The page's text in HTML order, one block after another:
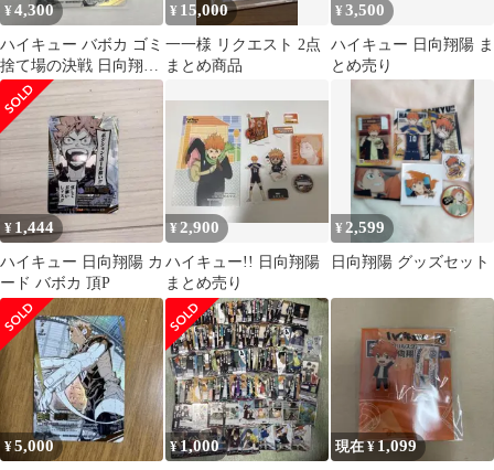
¥4,300
ハイキュー バボカ ゴミ
捨て場の決戦 日向翔陽
頂P
¥ 15,000
一一様 リクエスト 2点
まとめ商品
¥3,500
ハイキュー 日向翔陽 ま
とめ売り
¥ 1,444
ハイキュー 日向翔陽 カ
ード バボカ 頂P
¥2,900
ハイキュー!! 日向翔陽
まとめ売り
¥2,599
日向翔陽 グッズセット
¥5,000 ¥1,000 現在 ¥1,099